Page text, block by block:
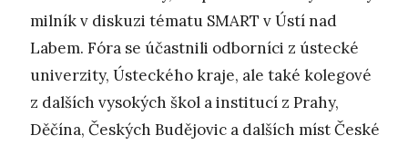
milník v diskuzi tématu SMART v Ústí nad
Labem. Fóra se účastnili odborníci z ústecké
univerzity, Ústeckého kraje, ale také kolegové
z dalších vysokých škol a institucí z Prahy,
Děčína, Českých Budějovic a dalších míst České